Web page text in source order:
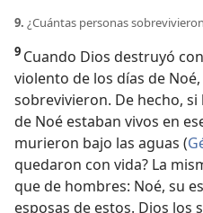
9. ¿Cuántas personas
9 Cuando Dios destruyó
violento de los días de
sobrevivieron. De hecho,
de Noé estaban vivos en
murieron bajo las aguas (
quedaron con vida? La
que de hombres: Noé, su
esposas de estos. Dios los